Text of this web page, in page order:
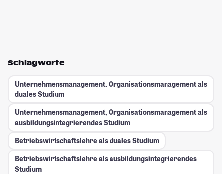
Schlagworte
Unternehmensmanagement, Organisationsmanagement als
duales Studium
Unternehmensmanagement, Organisationsmanagement als
ausbildungsintegrierendes Studium
Betriebswirtschaftslehre als duales Studium
Betriebswirtschaftslehre als ausbildungsintegrierendes
Studium